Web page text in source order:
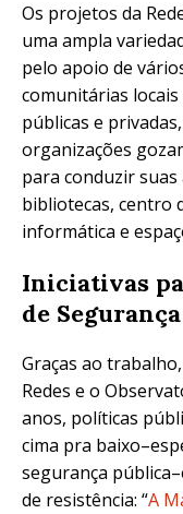
Os projetos da
uma ampla
pelo apoio de
comunitárias
públicas e
organizações
para conduzir
bibliotecas, centro
informática e
Iniciativas
de
Graças ao
Redes e o
anos, políticas
cima pra
segurança
de resistência: “A